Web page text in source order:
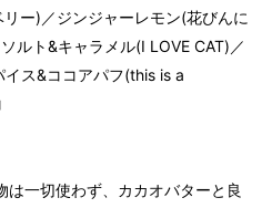
ー)／ジンジャーレモン(花びんに
ルト&キャラメル(I LOVE CAT)／
ス&ココアパフ(this is a
一切使わず、カカオバターと良